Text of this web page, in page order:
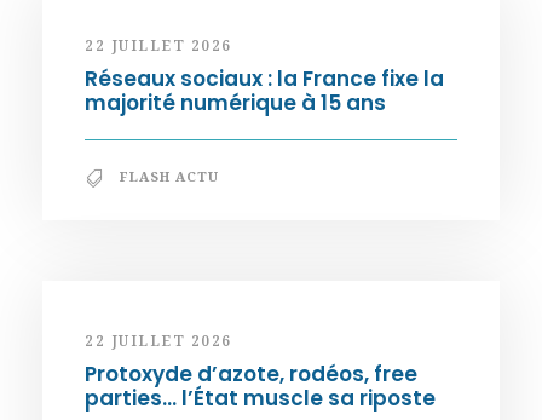
22 JUILLET 2026
Réseaux sociaux : la France fixe la
majorité numérique à 15 ans
FLASH ACTU
22 JUILLET 2026
Protoxyde d’azote, rodéos, free
parties… l’État muscle sa riposte